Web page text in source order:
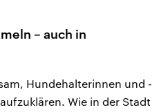
– auch in
Hundehalterinnen und -
Wie in der Stadt